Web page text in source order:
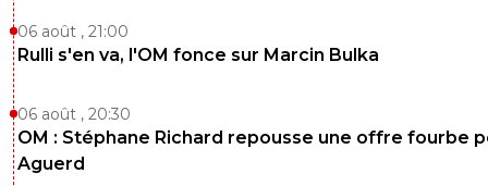
06 août , 21:00
Rulli s'en va, l'OM fonce sur Marcin Bulka
06 août , 20:30
OM : Stéphane Richard repousse une offre fourbe
Aguerd